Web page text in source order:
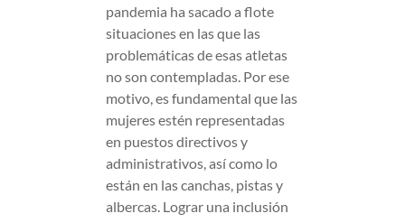
pandemia ha sacado a flote
situaciones en las que las
problemáticas de esas atletas
no son contempladas. Por ese
motivo, es fundamental que las
mujeres estén representadas
en puestos directivos y
administrativos, así como lo
están en las canchas, pistas y
albercas. Lograr una inclusión